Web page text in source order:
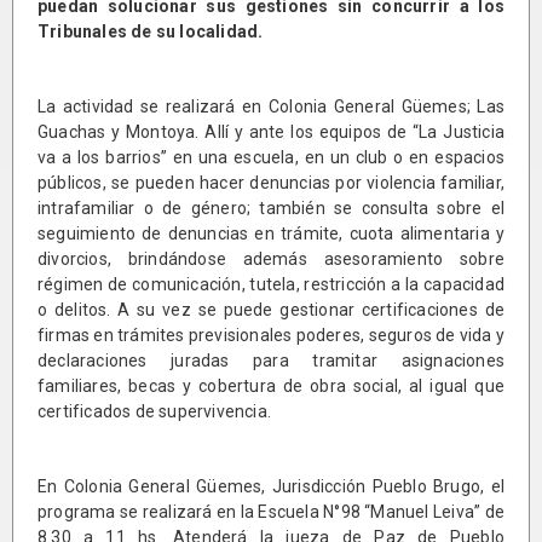
puedan solucionar sus gestiones sin concurrir a los
Tribunales de su localidad.
La actividad se realizará en Colonia General Güemes; Las
Guachas y Montoya. Allí y ante los equipos de “La Justicia
va a los barrios” en una escuela, en un club o en espacios
públicos, se pueden hacer denuncias por violencia familiar,
intrafamiliar o de género; también se consulta sobre el
seguimiento de denuncias en trámite, cuota alimentaria y
divorcios, brindándose además asesoramiento sobre
régimen de comunicación, tutela, restricción a la capacidad
o delitos. A su vez se puede gestionar certificaciones de
firmas en trámites previsionales poderes, seguros de vida y
declaraciones juradas para tramitar asignaciones
familiares, becas y cobertura de obra social, al igual que
certificados de supervivencia.
En Colonia General Güemes, Jurisdicción Pueblo Brugo, el
programa se realizará en la Escuela N°98 “Manuel Leiva” de
8.30 a 11 hs. Atenderá la jueza de Paz de Pueblo